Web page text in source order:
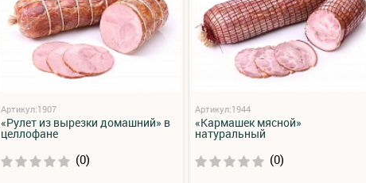
Артикул:1907
«Рулет из вырезки домашний» в
целлофане
(0)
Артикул:1944
«Кармашек мясной»
натуральный
(0)